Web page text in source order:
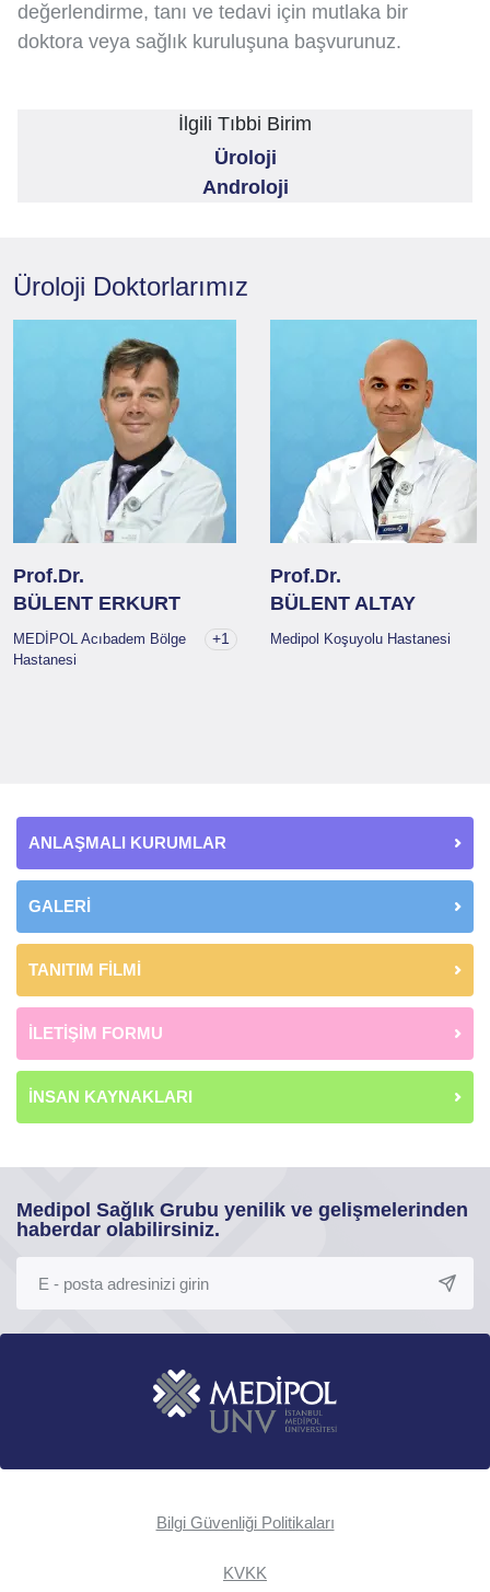
değerlendirme, tanı ve tedavi için mutlaka bir
doktora veya sağlık kuruluşuna başvurunuz.
İlgili Tıbbi Birim
Üroloji
Androloji
Üroloji Doktorlarımız
Prof.Dr.
BÜLENT ERKURT
MEDİPOL Acıbadem Bölge
Hastanesi
+1
Prof.Dr.
BÜLENT ALTAY
Medipol Koşuyolu Hastanesi
ANLAŞMALI KURUMLAR
GALERİ
TANITIM FİLMİ
İLETİŞİM FORMU
İNSAN KAYNAKLARI
Medipol Sağlık Grubu yenilik ve gelişmelerinden
haberdar olabilirsiniz.
Bilgi Güvenliği Politikaları
KVKK